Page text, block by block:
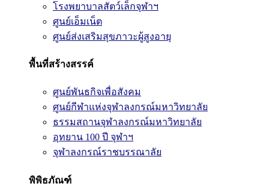
โรงพยาบาลสัตว์เล็กจุฬาฯ
ศูนย์เอ็มเน็ต
ศูนย์ส่งเสริมสุขภาวะผู้สูงอายุ
พื้นที่สร้างสรรค์
ศูนย์พันธกิจเพื่อสังคม
ศูนย์กีฬาแห่งจุฬาลงกรณ์มหาวิทยาลัย
ธรรมสถานจุฬาลงกรณ์มหาวิทยาลัย
อุทยาน 100 ปี จุฬาฯ
จุฬาลงกรณ์ราชบรรณาลัย
พิพิธภัณฑ์